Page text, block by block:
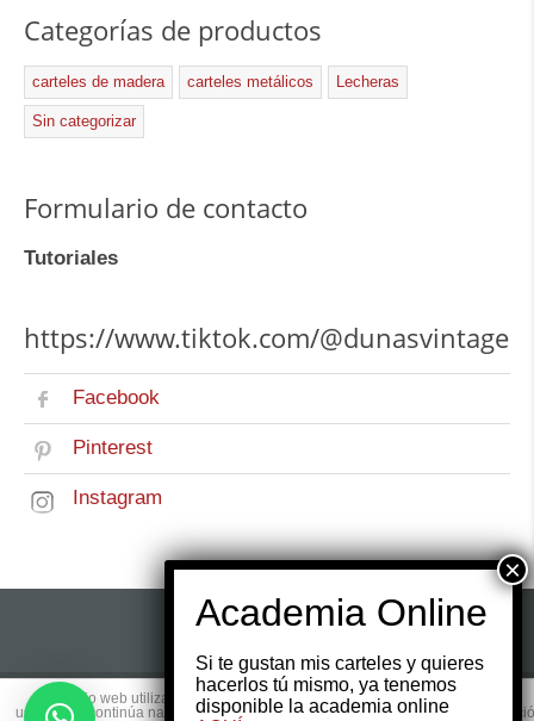
Categorías de productos
carteles de madera carteles metálicos Lecheras
Sin categorizar
Formulario de contacto
Tutoriales
https://www.tiktok.com/@dunasvintage
Facebook
Pinterest
Instagram
© 2017 Copyright byWebsmedia.com All rights
Este sitio web utiliza cookies para que usted tenga la mejor experiencia de
usuario. Si continúa navegando está dando su consentimiento para la
Si te gustan mis carteles y quieres
hacerlos tú mismo, ya tenemos
disponible la academia online